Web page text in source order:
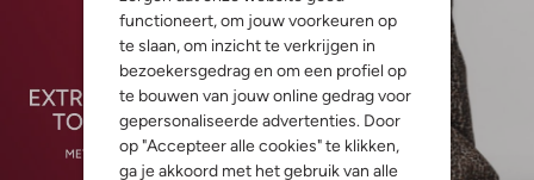
functioneert, om jouw voorkeuren op
te slaan, om inzicht te verkrijgen in
bezoekersgedrag en om een profiel op
te bouwen van jouw online gedrag voor
gepersonaliseerde advertenties. Door
op "Accepteer alle cookies" te klikken,
ga je akkoord met het gebruik van alle